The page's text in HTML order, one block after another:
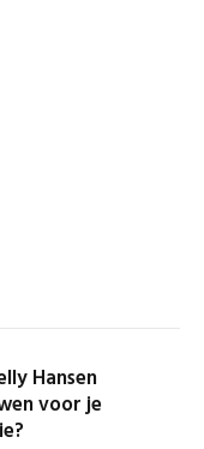
Hansen
voor je